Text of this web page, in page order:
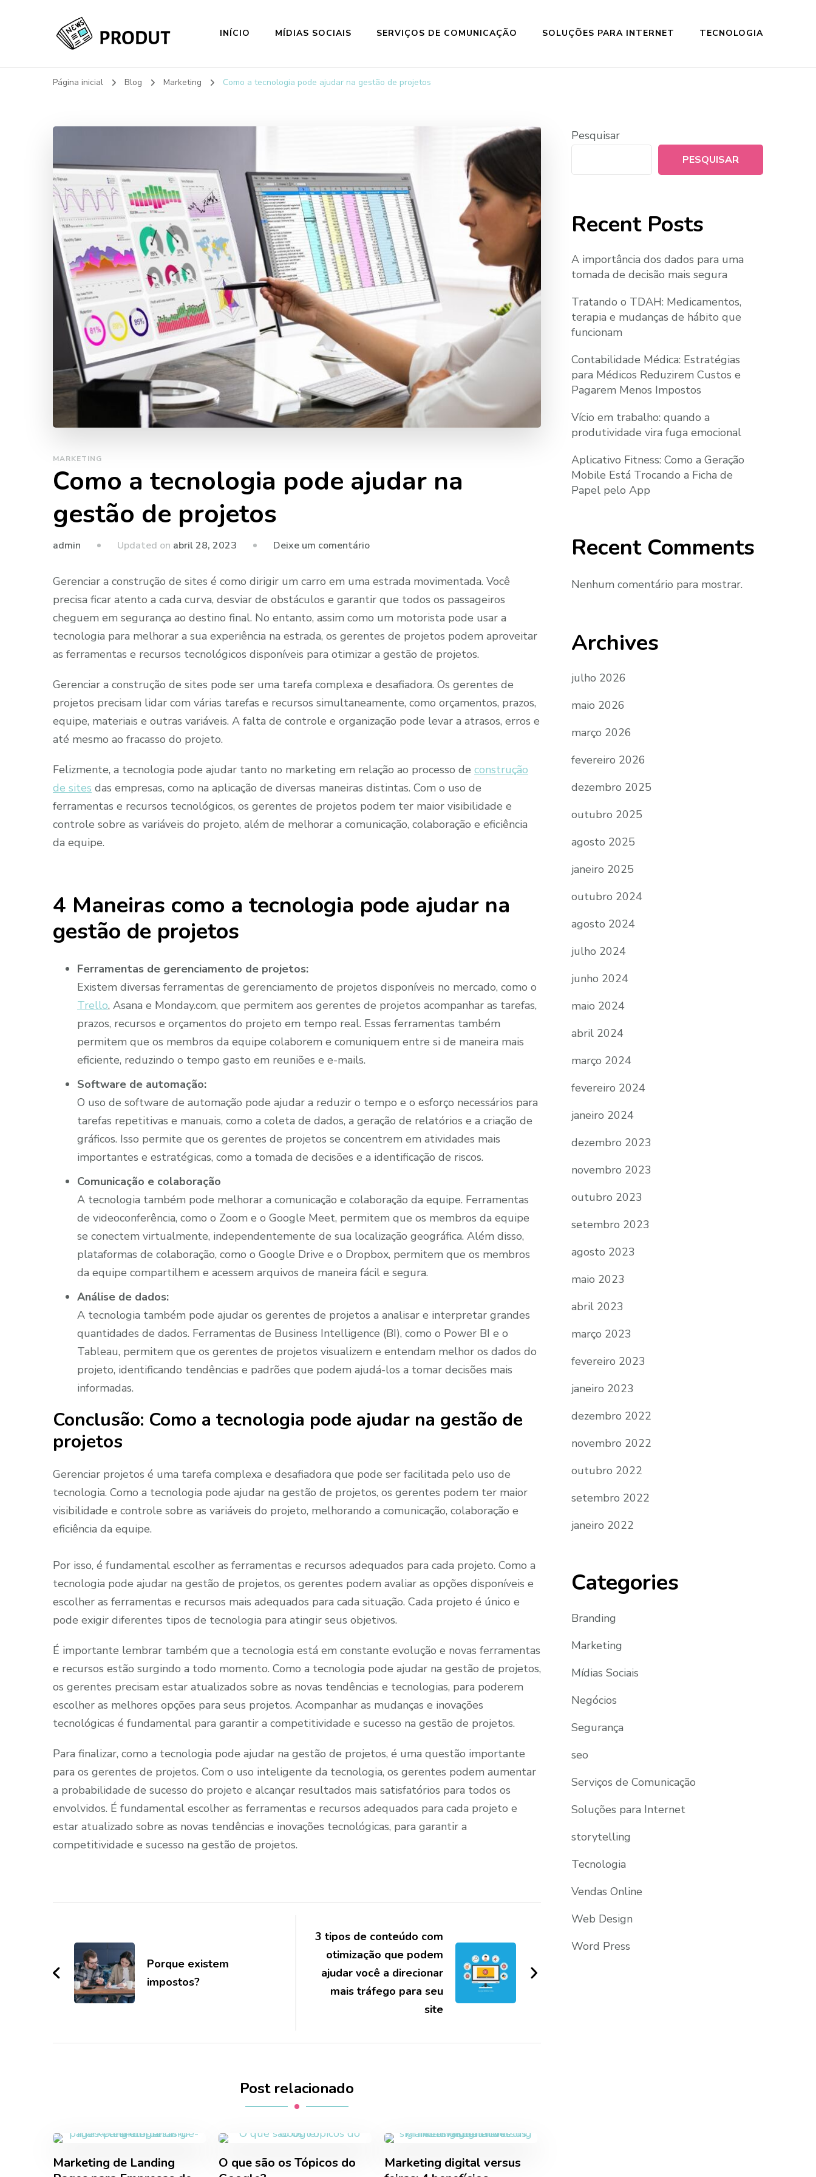
My Blog
INÍCIO MÍDIAS SOCIAIS SERVIÇOS DE COMUNICAÇÃO SOLUÇÕES PARA INTERNET TECNOLOGIA
Página inicial Blog Marketing Como a tecnologia pode ajudar na gestão de projetos
MARKETING
Como a tecnologia pode ajudar na
gestão de projetos
admin Updated on abril 28, 2023 Deixe um comentárioem
a
tecnologia
na
gestão
projetos
Gerenciar a construção de sites é como dirigir um carro em uma estrada movimentada. Você
precisa ficar atento a cada curva, desviar de obstáculos e garantir que todos os passageiros
cheguem em segurança ao destino final. No entanto, assim como um motorista pode usar a
tecnologia para melhorar a sua experiência na estrada, os gerentes de projetos podem aproveitar
as ferramentas e recursos tecnológicos disponíveis para otimizar a gestão de projetos.
Gerenciar a construção de sites pode ser uma tarefa complexa e desafiadora. Os gerentes de
projetos precisam lidar com várias tarefas e recursos simultaneamente, como orçamentos, prazos,
equipe, materiais e outras variáveis. A falta de controle e organização pode levar a atrasos, erros e
até mesmo ao fracasso do projeto.
Felizmente, a tecnologia pode ajudar tanto no marketing em relação ao processo de construção
de sites das empresas, como na aplicação de diversas maneiras distintas. Com o uso de
ferramentas e recursos tecnológicos, os gerentes de projetos podem ter maior visibilidade e
controle sobre as variáveis do projeto, além de melhorar a comunicação, colaboração e eficiência
da equipe.
4 Maneiras como a tecnologia pode ajudar na
gestão de projetos
Ferramentas de gerenciamento de projetos:
Existem diversas ferramentas de gerenciamento de projetos disponíveis no mercado, como o
Trello, Asana e Monday.com, que permitem aos gerentes de projetos acompanhar as tarefas,
prazos, recursos e orçamentos do projeto em tempo real. Essas ferramentas também
permitem que os membros da equipe colaborem e comuniquem entre si de maneira mais
eficiente, reduzindo o tempo gasto em reuniões e e-mails.
Software de automação:
O uso de software de automação pode ajudar a reduzir o tempo e o esforço necessários para
tarefas repetitivas e manuais, como a coleta de dados, a geração de relatórios e a criação de
gráficos. Isso permite que os gerentes de projetos se concentrem em atividades mais
importantes e estratégicas, como a tomada de decisões e a identificação de riscos.
Comunicação e colaboração
A tecnologia também pode melhorar a comunicação e colaboração da equipe. Ferramentas
de videoconferência, como o Zoom e o Google Meet, permitem que os membros da equipe
se conectem virtualmente, independentemente de sua localização geográfica. Além disso,
plataformas de colaboração, como o Google Drive e o Dropbox, permitem que os membros
da equipe compartilhem e acessem arquivos de maneira fácil e segura.
Análise de dados:
A tecnologia também pode ajudar os gerentes de projetos a analisar e interpretar grandes
quantidades de dados. Ferramentas de Business Intelligence (BI), como o Power BI e o
Tableau, permitem que os gerentes de projetos visualizem e entendam melhor os dados do
projeto, identificando tendências e padrões que podem ajudá-los a tomar decisões mais
informadas.
Conclusão: Como a tecnologia pode ajudar na gestão de
projetos
Gerenciar projetos é uma tarefa complexa e desafiadora que pode ser facilitada pelo uso de
tecnologia. Como a tecnologia pode ajudar na gestão de projetos, os gerentes podem ter maior
visibilidade e controle sobre as variáveis do projeto, melhorando a comunicação, colaboração e
eficiência da equipe.
Por isso, é fundamental escolher as ferramentas e recursos adequados para cada projeto. Como a
tecnologia pode ajudar na gestão de projetos, os gerentes podem avaliar as opções disponíveis e
escolher as ferramentas e recursos mais adequados para cada situação. Cada projeto é único e
pode exigir diferentes tipos de tecnologia para atingir seus objetivos.
É importante lembrar também que a tecnologia está em constante evolução e novas ferramentas
e recursos estão surgindo a todo momento. Como a tecnologia pode ajudar na gestão de projetos,
os gerentes precisam estar atualizados sobre as novas tendências e tecnologias, para poderem
escolher as melhores opções para seus projetos. Acompanhar as mudanças e inovações
tecnológicas é fundamental para garantir a competitividade e sucesso na gestão de projetos.
Para finalizar, como a tecnologia pode ajudar na gestão de projetos, é uma questão importante
para os gerentes de projetos. Com o uso inteligente da tecnologia, os gerentes podem aumentar
a probabilidade de sucesso do projeto e alcançar resultados mais satisfatórios para todos os
envolvidos. É fundamental escolher as ferramentas e recursos adequados para cada projeto e
estar atualizado sobre as novas tendências e inovações tecnológicas, para garantir a
competitividade e sucesso na gestão de projetos.
de
post
Porque existem
impostos?
3 tipos de conteúdo com
otimização que podem
ajudar você a direcionar
mais tráfego para seu
site
Post relacionado
Marketing de Landing
O que são os Tópicos do
Marketing digital versus
Pesquisar
PESQUISAR
Recent Posts
A importância dos dados para uma
tomada de decisão mais segura
Tratando o TDAH: Medicamentos,
terapia e mudanças de hábito que
funcionam
Contabilidade Médica: Estratégias
para Médicos Reduzirem Custos e
Pagarem Menos Impostos
Vício em trabalho: quando a
produtividade vira fuga emocional
Aplicativo Fitness: Como a Geração
Mobile Está Trocando a Ficha de
Papel pelo App
Recent Comments
Nenhum comentário para mostrar.
Archives
julho 2026
maio 2026
março 2026
fevereiro 2026
dezembro 2025
outubro 2025
agosto 2025
janeiro 2025
outubro 2024
agosto 2024
julho 2024
junho 2024
maio 2024
abril 2024
março 2024
fevereiro 2024
janeiro 2024
dezembro 2023
novembro 2023
outubro 2023
setembro 2023
agosto 2023
maio 2023
abril 2023
março 2023
fevereiro 2023
janeiro 2023
dezembro 2022
novembro 2022
outubro 2022
setembro 2022
janeiro 2022
Categories
Branding
Marketing
Mídias Sociais
Negócios
Segurança
seo
Serviços de Comunicação
Soluções para Internet
storytelling
Tecnologia
Vendas Online
Web Design
Word Press